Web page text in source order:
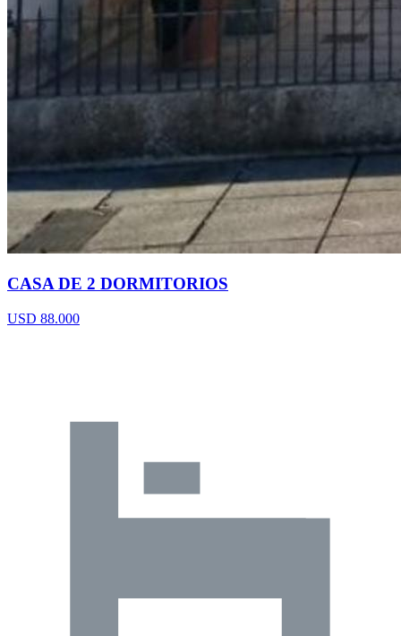
CASA DE 2 DORMITORIOS
USD 88.000